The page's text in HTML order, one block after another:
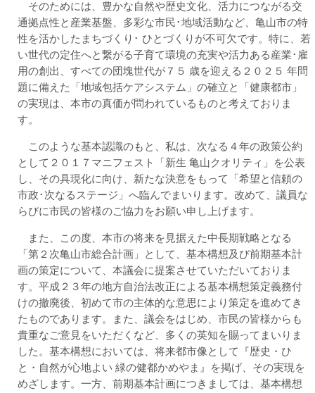
そのためには、豊かな自然や歴史文化、活力につながる交
通拠点性と産業基盤、多彩な市民･地域活動など、亀山市の特
性を活かしたまちづくり･ ひとづくりが不可欠です。特に、若
い世代の定住へと繋がる子育て環境の充実や活力ある産業･雇
用の創出、すべての団塊世代が７５ 歳を迎える２０２５ 年問
題に備えた「地域包括ケアシステム」の確立と「健康都市」
の実現は、本市の真価が問われているものと考えておりま
す。
このような基本認識のもと、私は、次なる４年の政策公約
として２０１７マニフェスト「新生 亀山クオリティ」を公表
し、その具現化に向け、新たな決意をもって「希望と信頼の
市政･次なるステージ」へ臨んでまいります。改めて、議員な
らびに市民の皆様のご協力をお願い申し上げます。
また、この度、本市の将来を見据えた中長期戦略となる
「第２次亀山市総合計画」として、基本構想及び前期基本計
画の策定について、本議会に提案させていただいておりま
す。平成２３年の地方自治法改正による基本構想策定義務付
けの撤廃後、初めて市の主体的な意思により策定を進めてき
たものであります。また、議会をはじめ、市民の皆様からも
貴重なご意見をいただくなど、多くの英知を賜ってまいりま
した。基本構想においては、将来都市像として『歴史・ひ
と・自然が心地よい 緑の健都かめやま』を掲げ、その実現を
めざします。一方、前期基本計画につきましては、基本構想